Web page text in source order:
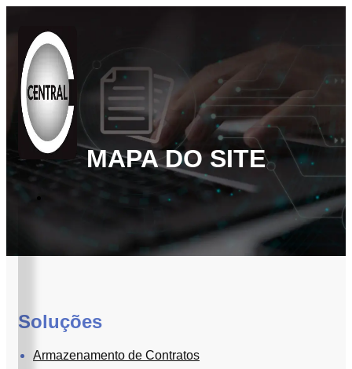
Documentos
GED
ECM
MAPA DO SITE
Soluções
Armazenamento de Contratos